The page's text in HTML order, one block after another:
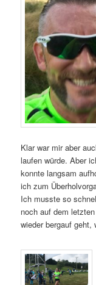
Klar war mir aber
laufen würde. Aber
konnte langsam
ich zum
Ich musste so
noch auf dem
wieder bergauf geht,